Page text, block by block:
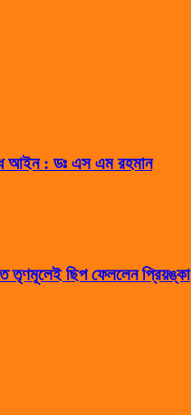
আইন : ডঃ এস এম রহমান
ছিপ ফেললেন প্রিয়ঙ্কা